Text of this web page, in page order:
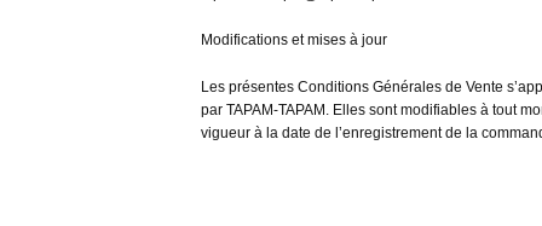
Modifications et mises à jour
Les présentes Conditions Générales de Vente
par TAPAM-TAPAM. Elles sont modifiables à tout
vigueur à la date de l’enregistrement de la